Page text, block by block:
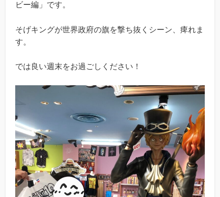
ビー編」です。
そげキングが世界政府の旗を撃ち抜くシーン、痺れま
す。
では良い週末をお過ごしください！